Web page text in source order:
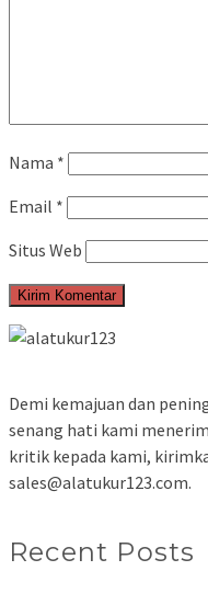
Nama *
Email *
Situs Web
Demi kemajuan dan
senang hati kami
kritik kepada kami,
sales@alatukur123.com.
Recent Posts